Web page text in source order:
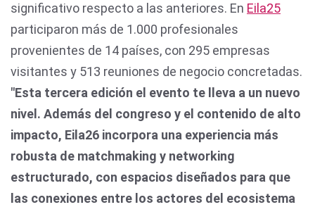
significativo respecto a las anteriores. En Eila25
participaron más de 1.000 profesionales
provenientes de 14 países, con 295 empresas
visitantes y 513 reuniones de negocio concretadas.
"Esta tercera edición el evento te lleva a un nuevo
nivel. Además del congreso y el contenido de alto
impacto, Eila26 incorpora una experiencia más
robusta de matchmaking y networking
estructurado, con espacios diseñados para que
las conexiones entre los actores del ecosistema